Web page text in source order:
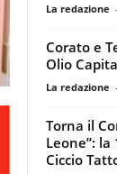
La redazione -
Corato e
Olio
La redazione -
Torna il
Leone”: la
Ciccio